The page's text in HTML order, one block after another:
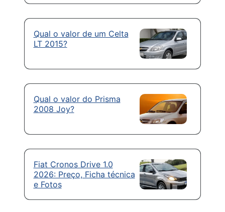
Qual o valor de um Celta
LT 2015?
Qual o valor do Prisma
2008 Joy?
Fiat Cronos Drive 1.0
2026: Preço, Ficha técnica
e Fotos